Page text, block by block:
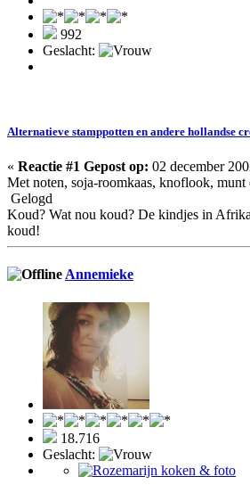
992
Geslacht:
Alternatieve stamppotten en andere hollandse
« Reactie #1 Gepost op: 02 december
Met noten, soja-roomkaas, knoflook, munt
Gelogd
Koud? Wat nou koud? De kindjes in
koud!
Annemieke
18.716
Geslacht: